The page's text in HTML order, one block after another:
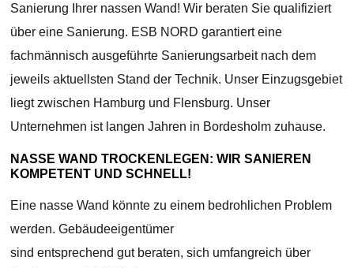
Sanierung Ihrer nassen Wand! Wir beraten Sie qualifiziert
über eine Sanierung. ESB NORD garantiert eine
fachmännisch ausgeführte Sanierungsarbeit nach dem
jeweils aktuellsten Stand der Technik. Unser Einzugsgebiet
liegt zwischen Hamburg und Flensburg. Unser
Unternehmen ist langen Jahren in Bordesholm zuhause.
NASSE WAND TROCKENLEGEN: WIR SANIEREN
KOMPETENT UND SCHNELL!
Eine nasse Wand könnte zu einem bedrohlichen Problem
werden. Gebäudeeigentümer
sind entsprechend gut beraten, sich umfangreich über